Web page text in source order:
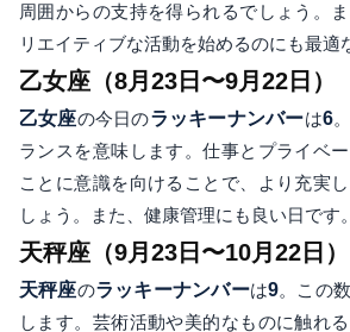
周囲からの支持を得られるでしょう。
リエイティブな活動を始めるのにも最適
乙女座（8月23日〜9月22日）
乙女座の今日のラッキーナンバーは6
ランスを意味します。仕事とプライベ
ことに意識を向けることで、より充実
しょう。また、健康管理にも良い日です。
天秤座（9月23日〜10月22日）
天秤座のラッキーナンバーは9。この
します。芸術活動や美的なものに触れ